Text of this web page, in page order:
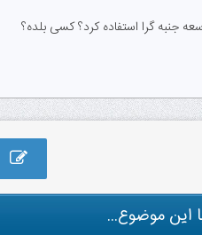
جنبه گرا استفاده کرد؟ کسی بلده؟
این موضوع...